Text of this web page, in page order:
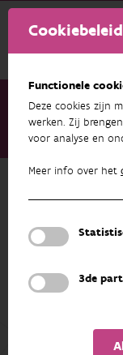
Cookiebeleid
Functionele
Deze cookies zijn
werken. Zij
voor analyse en
Meer info over het
3de
Over ons